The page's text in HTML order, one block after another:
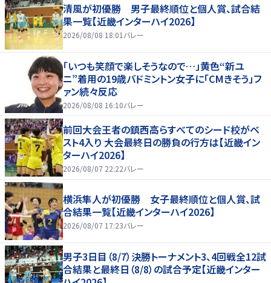
清風が初優勝 男子最終順位と個人賞、試合結
果一覧【近畿インターハイ2026】
2026/08/08 18:01 バレー
「いつも笑顔で楽しそうなので…」黄色“新ユ
ニ”着用の19歳バドミントン女子に「CMきそう」フ
ァン続々反応
2026/08/08 16:10バレー
前回大会王者の鎮西高らすべてのシード校がベ
スト4入り 大会最終日の勝負の行方は【近畿イン
ターハイ2026】
2026/08/07 22:22バレー
横浜隼人が初優勝 女子最終順位と個人賞、試
合結果一覧【近畿インターハイ2026】
2026/08/07 17:23バレー
男子3日目（8/7）決勝トーナメント3、4回戦全12試
合結果と最終日（8/8）の試合予定【近畿インター